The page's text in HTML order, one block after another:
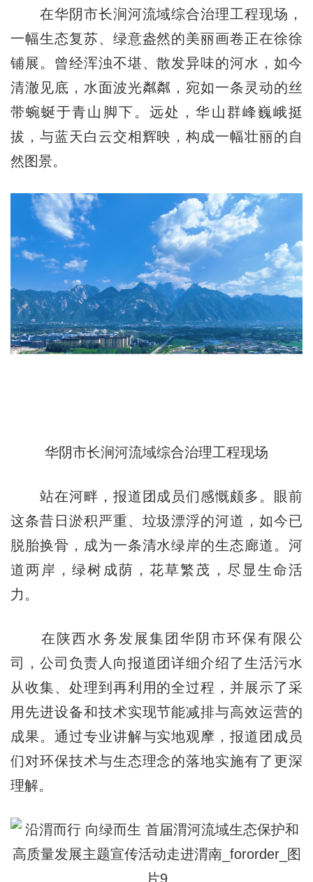
在华阴市长涧河流域综合治理工程现场，
一幅生态复苏、绿意盎然的美丽画卷正在徐徐
铺展。曾经浑浊不堪、散发异味的河水，如今
清澈见底，水面波光粼粼，宛如一条灵动的丝
带蜿蜒于青山脚下。远处，华山群峰巍峨挺
拔，与蓝天白云交相辉映，构成一幅壮丽的自
然图景。
华阴市长涧河流域综合治理工程现场
站在河畔，报道团成员们感慨颇多。眼前
这条昔日淤积严重、垃圾漂浮的河道，如今已
脱胎换骨，成为一条清水绿岸的生态廊道。河
道两岸，绿树成荫，花草繁茂，尽显生命活
力。
在陕西水务发展集团华阴市环保有限公
司，公司负责人向报道团详细介绍了生活污水
从收集、处理到再利用的全过程，并展示了采
用先进设备和技术实现节能减排与高效运营的
成果。通过专业讲解与实地观摩，报道团成员
们对环保技术与生态理念的落地实施有了更深
理解。